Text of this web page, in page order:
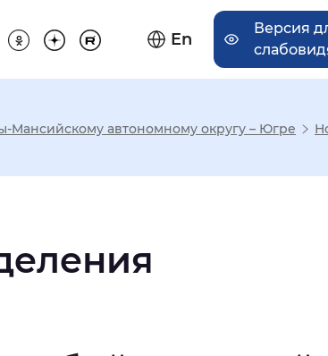
En
Версия
Мансийскому автономному округу – Югре